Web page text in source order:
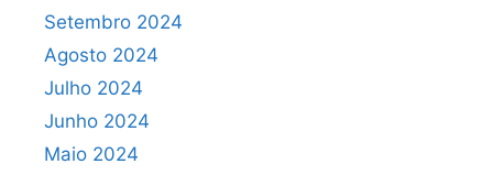
Setembro 2024
Agosto 2024
Julho 2024
Junho 2024
Maio 2024